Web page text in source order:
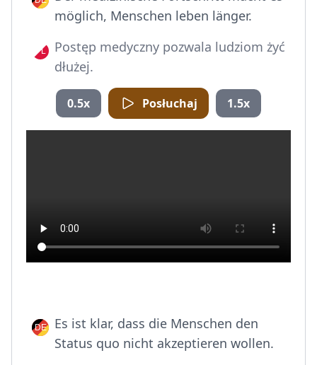
möglich, Menschen leben länger.
Postęp medyczny pozwala ludziom żyć
dłużej.
0.5x Posłuchaj 1.5x
Es ist klar, dass die Menschen den
Status quo nicht akzeptieren wollen.